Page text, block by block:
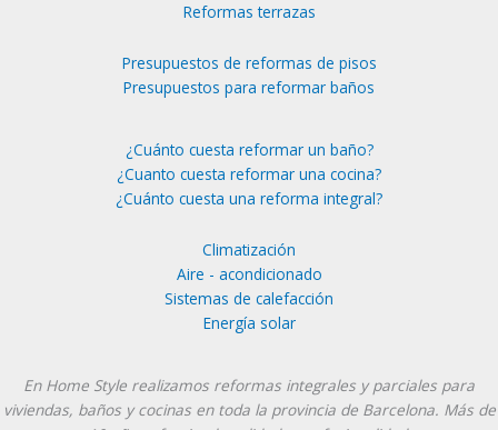
Reformas terrazas
Presupuestos de reformas de pisos
Presupuestos para reformar baños
¿Cuánto cuesta reformar un baño?
¿Cuanto cuesta reformar una cocina?
¿Cuánto cuesta una reforma integral?
Climatización
Aire - acondicionado
Sistemas de calefacción
Energía solar
En Home Style realizamos reformas integrales y parciales para
viviendas, baños y cocinas en toda la provincia de Barcelona. Más de
Instagram
YouTube